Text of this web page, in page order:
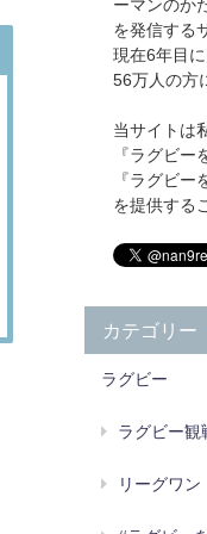
ーマンのか
を発信する
現在6年目
56万人の方
当サイトは
『ラグビー
『ラグビー
を提供する
カテゴリー
ラグビー
ラグビー観
リーグワン